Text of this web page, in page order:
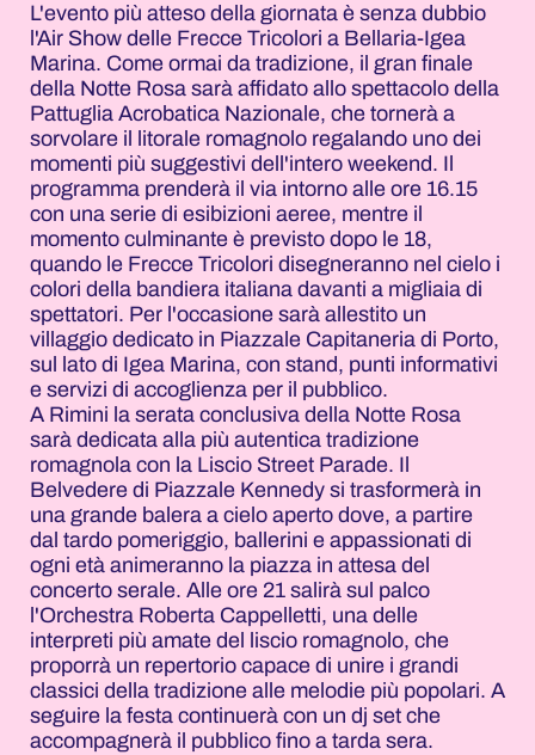
L'evento più atteso della giornata è senza dubbio
l'Air Show delle Frecce Tricolori a Bellaria-Igea
Marina. Come ormai da tradizione, il gran finale
della Notte Rosa sarà affidato allo spettacolo della
Pattuglia Acrobatica Nazionale, che tornerà a
sorvolare il litorale romagnolo regalando uno dei
momenti più suggestivi dell'intero weekend. Il
programma prenderà il via intorno alle ore 16.15
con una serie di esibizioni aeree, mentre il
momento culminante è previsto dopo le 18,
quando le Frecce Tricolori disegneranno nel cielo i
colori della bandiera italiana davanti a migliaia di
spettatori. Per l'occasione sarà allestito un
villaggio dedicato in Piazzale Capitaneria di Porto,
sul lato di Igea Marina, con stand, punti informativi
e servizi di accoglienza per il pubblico.
A Rimini la serata conclusiva della Notte Rosa
sarà dedicata alla più autentica tradizione
romagnola con la Liscio Street Parade. Il
Belvedere di Piazzale Kennedy si trasformerà in
una grande balera a cielo aperto dove, a partire
dal tardo pomeriggio, ballerini e appassionati di
ogni età animeranno la piazza in attesa del
concerto serale. Alle ore 21 salirà sul palco
l'Orchestra Roberta Cappelletti, una delle
interpreti più amate del liscio romagnolo, che
proporrà un repertorio capace di unire i grandi
classici della tradizione alle melodie più popolari. A
seguire la festa continuerà con un dj set che
accompagnerà il pubblico fino a tarda sera.